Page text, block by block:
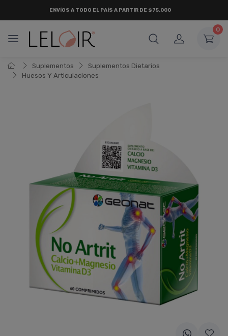
ENVÍOS A TODO EL PAÍS A PARTIR DE $75.000
0
Suplementos
Suplementos Dietarios
Huesos Y Articulaciones